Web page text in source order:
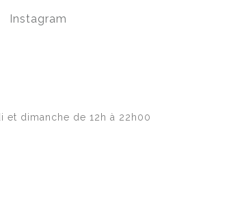
Instagram
et dimanche de 12h à 22h00